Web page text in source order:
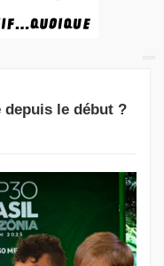
depuis le début ?